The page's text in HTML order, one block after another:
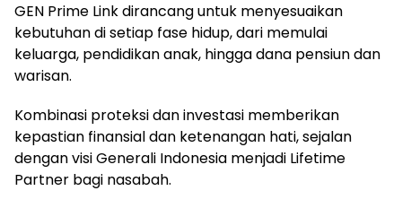
GEN Prime Link dirancang untuk menyesuaikan
kebutuhan di setiap fase hidup, dari memulai
keluarga, pendidikan anak, hingga dana pensiun dan
warisan.
Kombinasi proteksi dan investasi memberikan
kepastian finansial dan ketenangan hati, sejalan
dengan visi Generali Indonesia menjadi Lifetime
Partner bagi nasabah.